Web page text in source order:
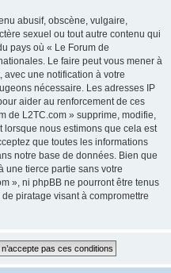
abusif, obscène, vulgaire,
sexuel ou tout autre contenu qui
pays où « Le Forum de
Le faire peut vous mener à
une notification à votre
nécessaire. Les adresses IP
aider au renforcement de ces
de L2TC.com » supprime, modifie,
lorsque nous estimons que cela est
que toutes les informations
notre base de données. Bien que
une tierce partie sans votre
», ni phpBB ne pourront être tenus
piratage visant à compromettre